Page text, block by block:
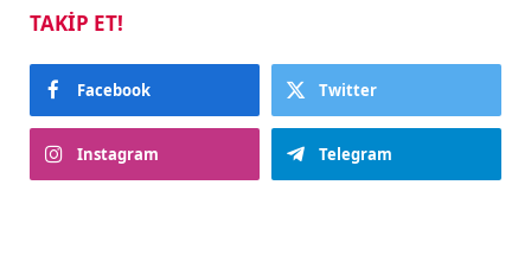
TAKIP ET!
Facebook Twitter
Instagram Telegram